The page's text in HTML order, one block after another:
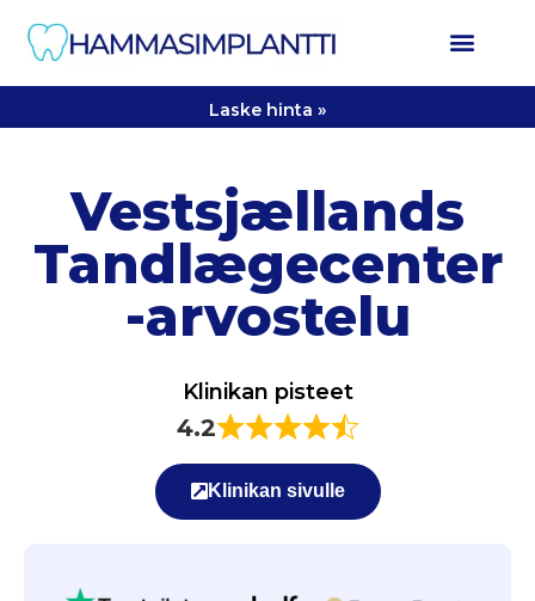
Laske hinta »
Vestsjællands
Tandlægecenter
-arvostelu
Klinikan pisteet
4.2
Klinikan sivulle